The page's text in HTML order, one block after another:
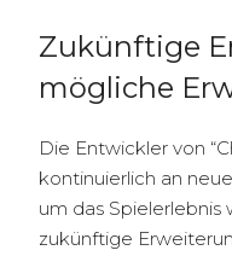
Zukünftige
mögliche
Die Entwickler von
kontinuierlich an
um das Spielerlebnis
zukünftige